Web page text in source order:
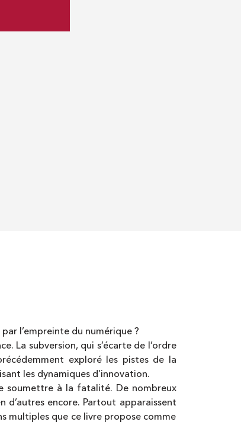
l’empreinte du numérique ?
La subversion, qui s’écarte de l’ordre
exploré les pistes de la
les dynamiques d’innovation.
soumettre à la fatalité. De nombreux
d’autres encore. Partout apparaissent
multiples que ce livre propose comme